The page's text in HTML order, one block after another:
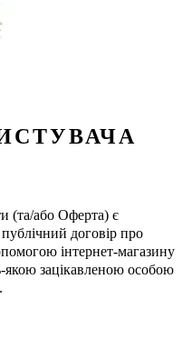
(та/або Оферта) є
договір про
інтернет-магазину
якою зацікавленою особою